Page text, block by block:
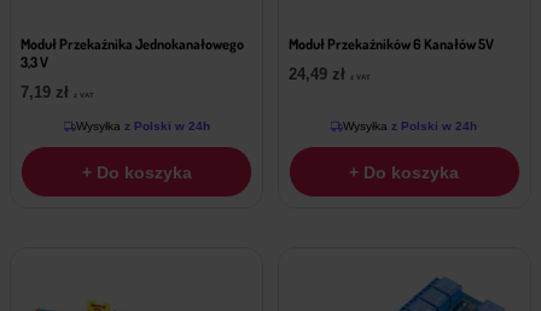
Moduł Przekaźnika Jednokanałowego
3,3 V
7,19 zł z VAT
Wysyłka z Polski w 24h
+ Do koszyka
Moduł Przekaźników 6 Kanałów 5V
24,49 zł z VAT
Wysyłka z Polski w 24h
+ Do koszyka